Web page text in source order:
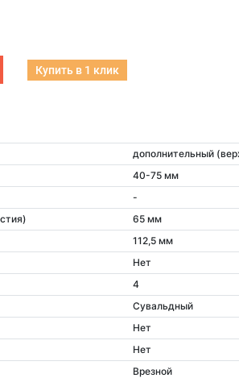
Купить в 1 клик
дополнительный
40-75 мм
-
65 мм
112,5 мм
Нет
4
Сувальдный
Нет
Нет
Врезной